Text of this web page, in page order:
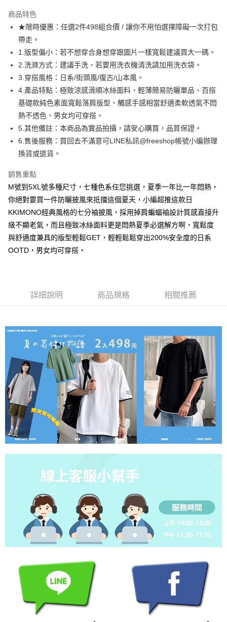
Apple Pay
街口支付
悠遊付
ATM付款
運送方式
每筆NT$80，滿NT$1,000(含以上)免運費
付款後全家取貨
7-11取貨付款
每筆NT$80，滿NT$1,000(含以上)免運費
每筆NT$80，滿NT$1,000(含以上)免運費
宅配
每筆NT$150
商品特色
★限時優惠：任選2件498組合價 / 讓你不用怕選擇障礙一次打包
帶走。
1.版型偏小：若不想穿合身想穿跟圖片一樣寬鬆建議買大一碼。
2.洗滌方式：建議手洗，若要用洗衣機清洗請加用洗衣袋。
3.穿搭風格：日系/街頭風/復古/山本風。
4.產品特點：極致涼感滑順冰絲面料、輕薄簡易防曬單品、百搭
基礎款純色素面寬鬆落肩版型、觸感手感相當舒適柔軟透氣不悶
熱不透色、男女均可穿搭。
5.其他備註：本商品為實品拍攝，請安心購買，品質保證。
6.售後服務：買回去不滿意可LINE私訊@freeshop帳號小編辦理
換貨或退貨。
銷售重點
M號到5XL號多種尺寸，七種色系任您挑選，夏季一年比一年悶熱，
你絕對要買一件防曬披風來抵擋這個夏天，小編超推這款日
KKIMONO經典風格的七分袖披風，採用掉肩蝙蝠袖設計質感直接升
級不顯老氣，而且極致冰絲面料更是悶熱夏季必選解方啊，寬鬆度
與舒適度兼具的版型輕鬆GET，輕輕鬆鬆穿出200%安全度的日系
OOTD，男女均可穿搭。
詳細說明 商品規格 相關推薦